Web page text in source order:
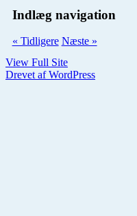
Indlæg navigation
« Tidligere Næste »
View Full Site
Drevet af WordPress